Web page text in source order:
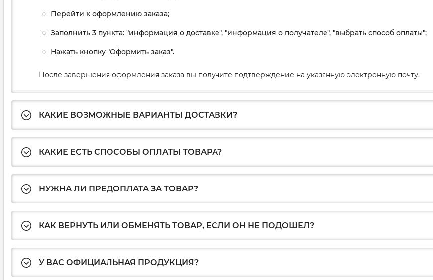
Перейти к оформлению заказа;
Заполнить 3 пункта: "информация о доставке", "информация о получателе", "выбрать способ оплаты";
Нажать кнопку "Оформить заказ".
После завершения оформления заказа вы получите подтверждение на указанную электронную почту.
КАКИЕ ВОЗМОЖНЫЕ ВАРИАНТЫ ДОСТАВКИ?
КАКИЕ ЕСТЬ СПОСОБЫ ОПЛАТЫ ТОВАРА?
НУЖНА ЛИ ПРЕДОПЛАТА ЗА ТОВАР?
КАК ВЕРНУТЬ ИЛИ ОБМЕНЯТЬ ТОВАР, ЕСЛИ ОН НЕ ПОДОШЕЛ?
У ВАС ОФИЦИАЛЬНАЯ ПРОДУКЦИЯ?